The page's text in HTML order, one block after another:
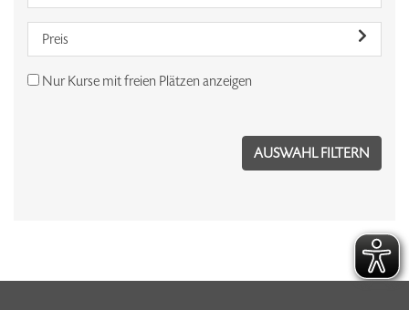
Preis
Nur Kurse mit freien Plätzen anzeigen